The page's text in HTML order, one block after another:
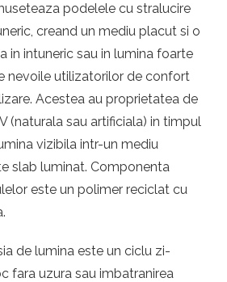
podelele cu stralucire
creand un mediu placut si o
in intuneric sau in lumina foarte
nevoile utilizatorilor de confort
Acestea au proprietatea de
(naturala sau artificiala) in timpul
vizibila intr-un mediu
slab luminat. Componenta
este un polimer reciclat cu
de lumina este un ciclu zi-
fara uzura sau imbatranirea